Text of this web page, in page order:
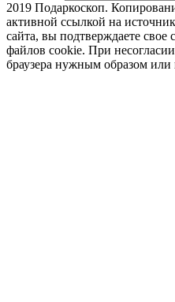
2019 Подаркоскоп.
активной ссылкой на
сайта, вы подтверждаете свое
файлов cookie. При
браузера нужным образом или